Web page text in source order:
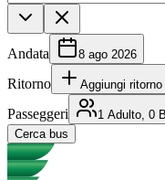
Andata 8 ago 2026
Ritorno Aggiungi ritorno
Passeggeri
1 Adulto, 0
Cerca bus